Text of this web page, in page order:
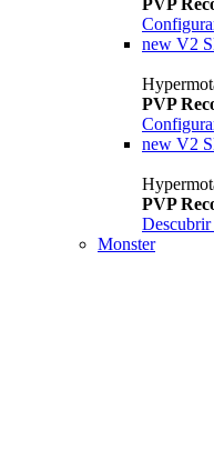
PVP
new V2
PVP
new V2
PVP
Descubrir
Monster